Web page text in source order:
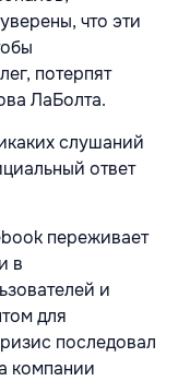
что эти
потерпят
ЛаБолта.
слушаний
ответ
переживает
в
и
для
последовал
компании